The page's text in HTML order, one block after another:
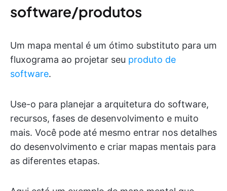
software/produtos
Um mapa mental é um ótimo substituto para um
fluxograma ao projetar seu produto de
software.
Use-o para planejar a arquitetura do software,
recursos, fases de desenvolvimento e muito
mais. Você pode até mesmo entrar nos detalhes
do desenvolvimento e criar mapas mentais para
as diferentes etapas.